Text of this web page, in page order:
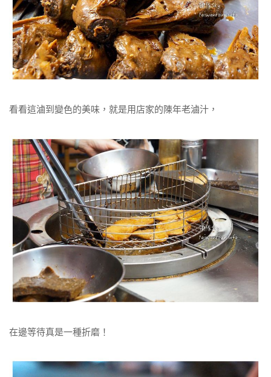
看看這滷到變色的美味，就是用店家的陳年老滷汁，
在邊等待真是一種折磨！